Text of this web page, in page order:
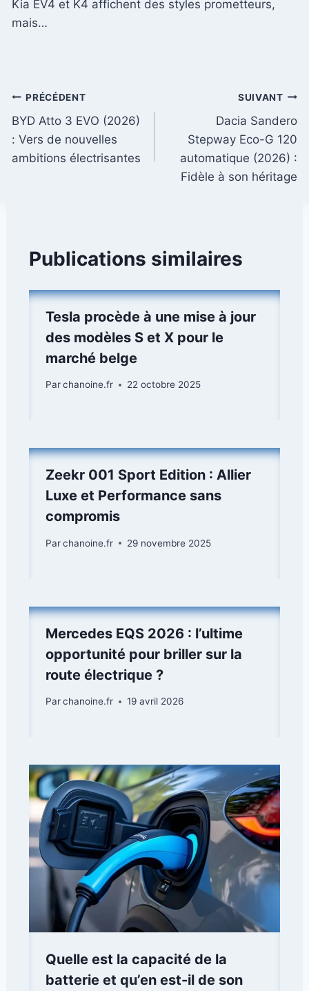
Kia EV4 et K4 affichent des styles prometteurs,
mais…
Navigation
de
l’article
PRÉCÉDENT
BYD Atto 3 EVO (2026)
: Vers de nouvelles
ambitions électrisantes
SUIVANT
Dacia Sandero
Stepway Eco-G 120
automatique (2026) :
Fidèle à son héritage
Publications similaires
Tesla procède à une mise à jour
des modèles S et X pour le
marché belge
Parchanoine.fr 22 octobre 2025
Zeekr 001 Sport Edition : Allier
Luxe et Performance sans
compromis
Parchanoine.fr 29 novembre 2025
Mercedes EQS 2026 : l’ultime
opportunité pour briller sur la
route électrique ?
Parchanoine.fr 19 avril 2026
Quelle est la capacité de la
batterie et qu’en est-il de son